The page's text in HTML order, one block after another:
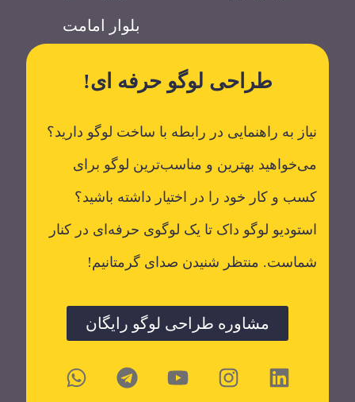
بلوار امامت
طراحی لوگو حرفه ای!
نیاز به راهنمایی در رابطه با ساخت لوگو دارید؟
می‌خواهید بهترین و مناسب‌ترین لوگو برای
کسب و کار خود را در اختیار داشته باشید؟
استودیو لوگو داک تا یک لوگوی حرفه‌ای در کنار
شماست. منتظر شنیدن صدای گرمتانیم!
مشاوره طراحی لوگو رایگان